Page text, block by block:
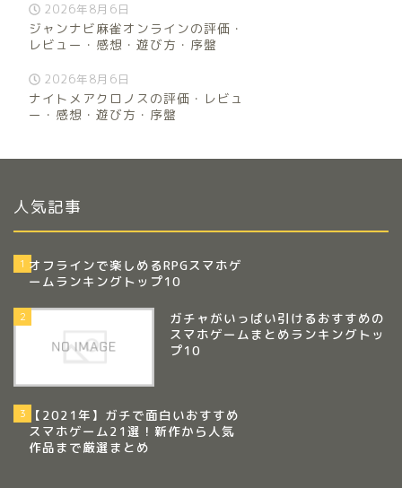
2026年8月6日
ジャンナビ麻雀オンラインの評価・
レビュー・感想・遊び方・序盤
2026年8月6日
ナイトメアクロノスの評価・レビュ
ー・感想・遊び方・序盤
人気記事
1 オフラインで楽しめるRPGスマホゲ
ームランキングトップ10
2
ガチャがいっぱい引けるおすすめの
スマホゲームまとめランキングトッ
プ10
3
【2021年】ガチで面白いおすすめ
スマホゲーム21選！新作から人気
作品まで厳選まとめ